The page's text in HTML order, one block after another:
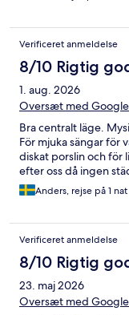
Verificeret anmeldelse
8/10 Rigtig
1. aug. 2026
Oversæt med Google
Bra centralt läge.
För mjuka sängar för
diskat porslin och för
efter oss då ingen
Anders, rejse på 1 nat
Verificeret anmeldelse
8/10 Rigtig
23. maj 2026
Oversæt med Google